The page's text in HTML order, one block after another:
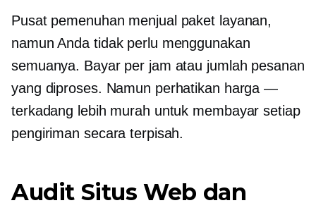
Pusat pemenuhan menjual paket layanan,
namun Anda tidak perlu menggunakan
semuanya. Bayar per jam atau jumlah pesanan
yang diproses. Namun perhatikan harga —
terkadang lebih murah untuk membayar setiap
pengiriman secara terpisah.
Audit Situs Web dan